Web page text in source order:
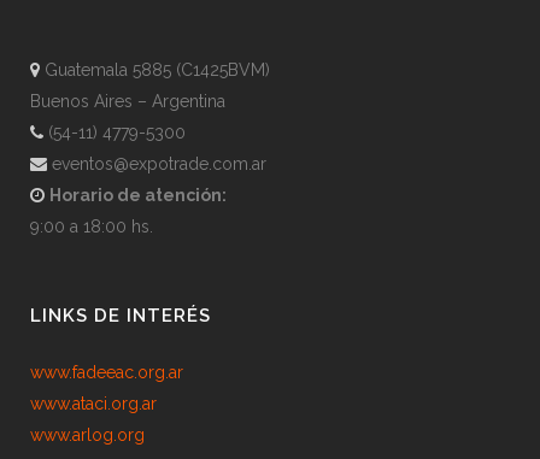
Guatemala 5885 (C1425BVM)
Buenos Aires – Argentina
(54-11) 4779-5300
eventos@expotrade.com.ar
Horario de atención:
9:00 a 18:00 hs.
LINKS DE INTERÉS
www.fadeeac.org.ar
www.ataci.org.ar
www.arlog.org